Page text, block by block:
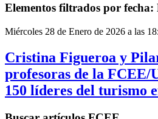
Elementos filtrados por fecha:
Miércoles 28 de Enero de 2026 a las
Cristina Figueroa y
profesoras de la FCEE/
150 líderes del turismo